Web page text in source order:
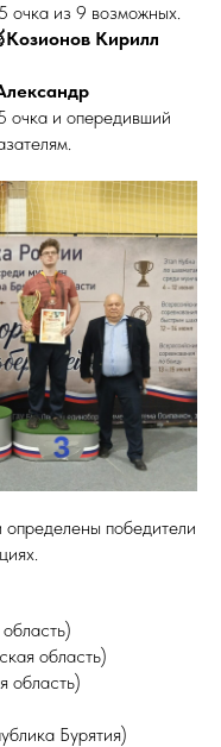
очка из 9 возможных.
Кирилл
очка и опередивший
победители
область)
область)
Бурятия)